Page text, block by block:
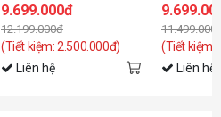
9.699.000đ
12.199.000đ
(Tiết kiệm: 2.500.000đ)
Liên hệ
(Tiết kiệm:
Liên hệ